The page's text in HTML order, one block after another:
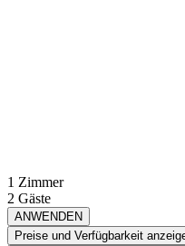
1 Zimmer
2 Gäste
ANWENDEN
Preise und Verfügbarkeit